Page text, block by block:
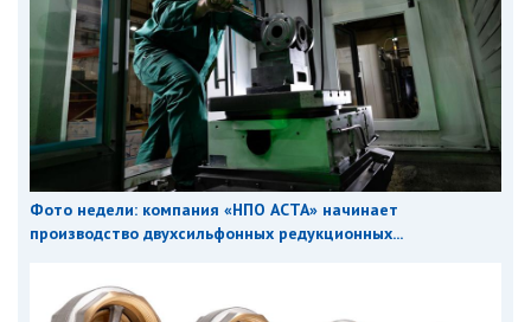
Фото недели: компания «НПО АСТА» начинает
производство двухсильфонных редукционных...